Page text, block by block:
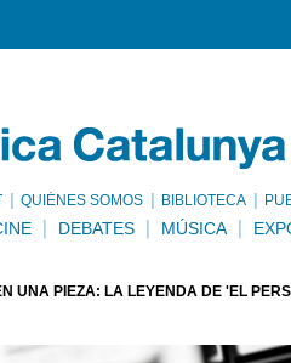
QUIÉNES SOMOS BIBLIOTECA
DEBATES MÚSICA
UNA PIEZA: LA LEYENDA DE 'EL